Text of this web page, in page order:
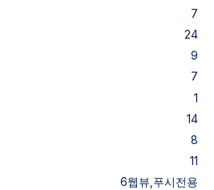
7
24
9
7
1
14
8
11
웹뷰,푸시전용
6